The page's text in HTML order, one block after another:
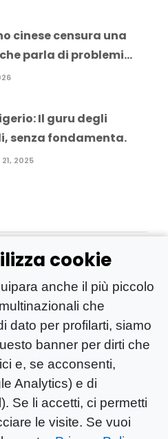
cookie
anche il più piccolo
che
dato per profilarti, siamo
banner per dirti che
e, se acconsenti,
Analytics) e di
Se li accetti, ci permetti
le visite. Se vuoi
cinese censura una
parla di problemi...
Il guru degli
senza fondamenta.
2025